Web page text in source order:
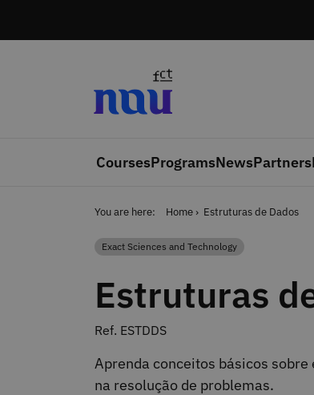
CoursesProgramsNewsPartners
You are here: Home Estruturas de Dados
Estruturas
Ref. ESTDDS
Category
Exact Sciences and Technology
Aprenda conceitos básicos
na resolução de problemas.